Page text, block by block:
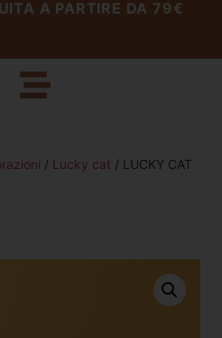
A PARTIRE DA 79€
/ Lucky cat / LUCKY CAT